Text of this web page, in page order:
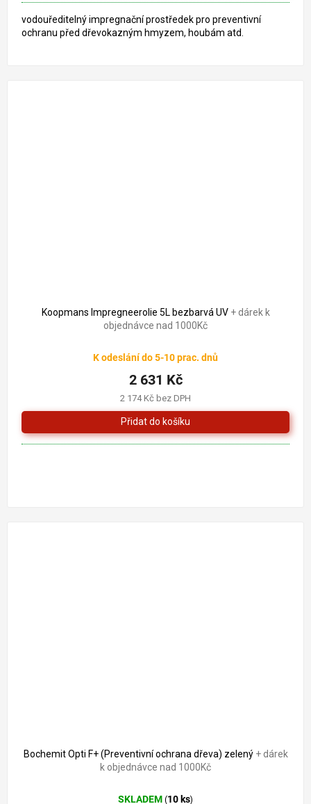
vodouředitelný impregnační prostředek pro preventivní
ochranu před dřevokazným hmyzem, houbám atd.
Koopmans Impregneerolie 5L bezbarvá UV + dárek k
objednávce nad 1000Kč
K odeslání do 5-10 prac. dnů
2 174 Kč bez DPH
2 631 Kč
Bochemit Opti F+ (Preventivní ochrana dřeva) zelený + dárek
k objednávce nad 1000Kč
SKLADEM (10 ks)